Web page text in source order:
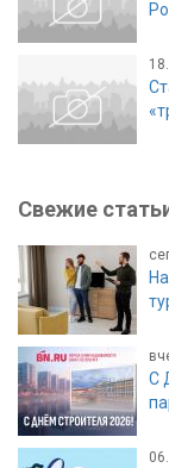
Свежие
С